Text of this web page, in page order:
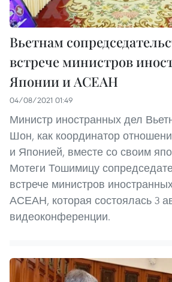
Вьетнам
встрече министров
Японии и АСЕАН
04/08/2021 01:49
Министр иностранных дел
Шон, как координатор
и Японией, вместе со своим
Мотеги Тошимицу
встрече министров
АСЕАН, которая состоялась 3
видеоконференции.